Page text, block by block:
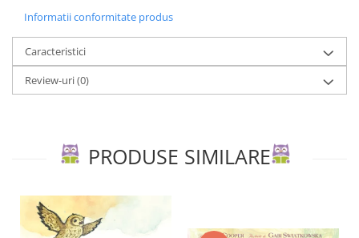
Informatii conformitate produs
Caracteristici
Review-uri(0)
PRODUSE SIMILARE